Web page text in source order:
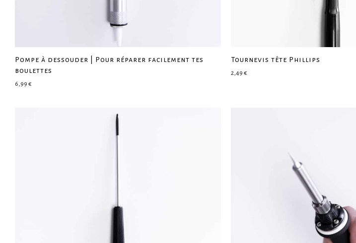
Pompe à dessouder | Pour réparer facilement tes
boulettes
6,99 €
Tournevis tête Phillips
2,49 €